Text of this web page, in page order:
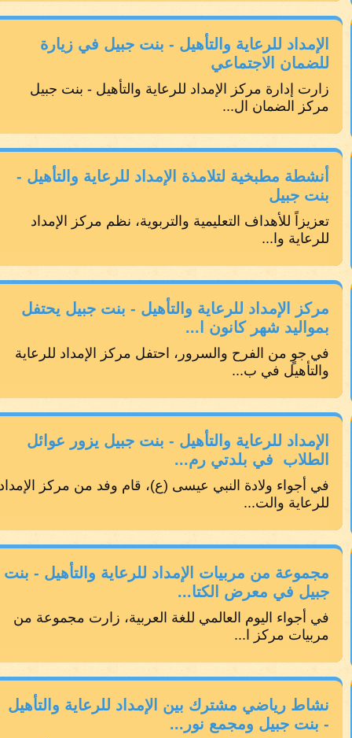
الإمداد للرعاية والتأهيل - بنت جبيل في زيارة
للضمان الاجتماعي
زارت إدارة مركز الإمداد للرعاية والتأهيل - بنت جبيل
مركز الضمان ال...
أنشطة مطبخية لتلامذة الإمداد للرعاية والتأهيل -
بنت جبيل
تعزيزاً للأهداف التعليمية والتربوية، نظم مركز الإمداد
للرعاية وا...
مركز الإمداد للرعاية والتأهيل - بنت جبيل يحتفل
بمواليد شهر كانون ا...
في جوٍ من الفرح والسرور، احتفل مركز الإمداد للرعاية
والتأهيل في ب...
الإمداد للرعاية والتأهيل - بنت جبيل يزور عوائل
الطلاب في بلدتي رم...
في أجواء ولادة النبي عيسى (ع)، قام وفد من مركز الإمداد
للرعاية والت...
مجموعة من مربيات الإمداد للرعاية والتأهيل - بنت
جبيل في معرض الكتا...
في أجواء اليوم العالمي للغة العربية، زارت مجموعة من
مربيات مركز ا...
نشاط رياضي مشترك بين الإمداد للرعاية والتأهيل
- بنت جبيل ومجمع نور...